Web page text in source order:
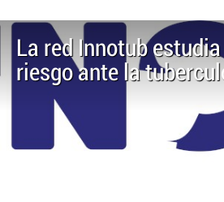
La red Innotub
riesgo ante la